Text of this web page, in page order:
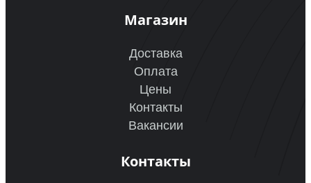
Магазин
Доставка
Оплата
Цены
Контакты
Вакансии
Контакты